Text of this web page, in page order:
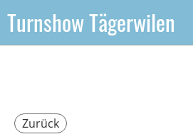
Turnshow Tägerwilen
Zurück